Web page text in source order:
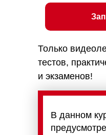
В данном
Только
тестов,
и экзаменов!